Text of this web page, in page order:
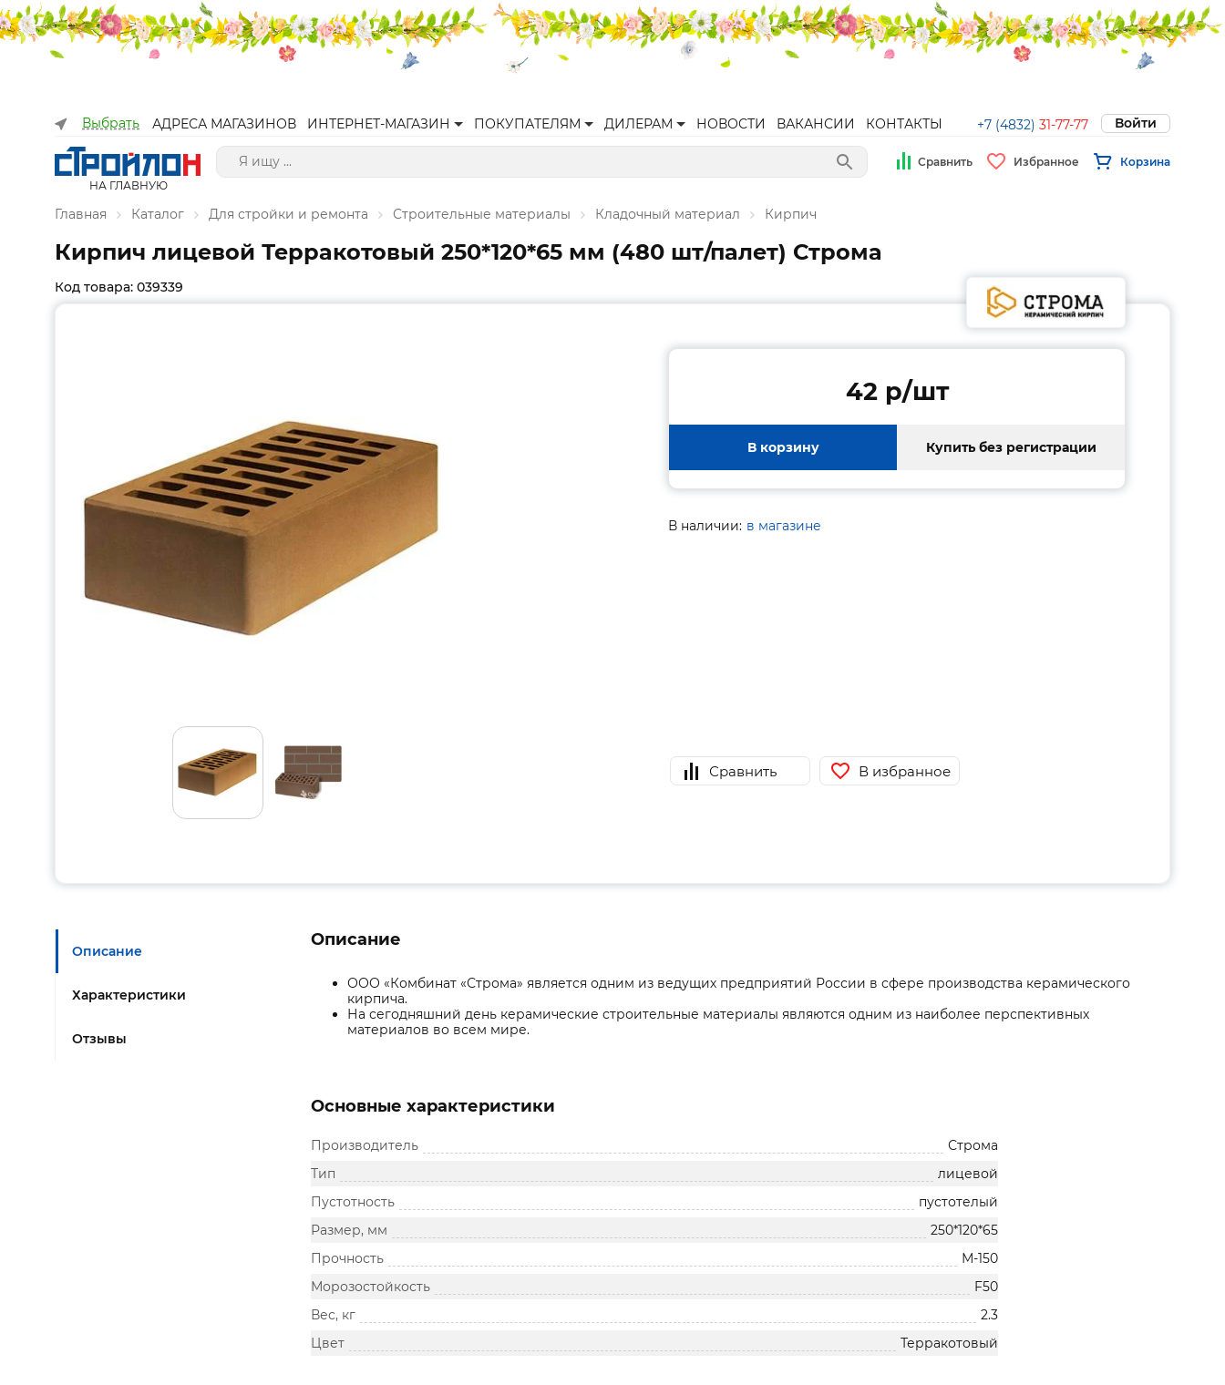
Выбрать АДРЕСА МАГАЗИНОВ ИНТЕРНЕТ-МАГАЗИН ПОКУПАТЕЛЯМ ДИЛЕРАМ НОВОСТИ ВАКАНСИИ КОНТАКТЫ +7 (4832) 31-77-77 Войти
НА ГЛАВНУЮ
Сравнить Избранное Корзина
Главная Каталог Для стройки и ремонта Строительные материалы Кладочный материал Кирпич
Кирпич лицевой Терракотовый 250*120*65 мм (480 шт/палет) Строма
Код товара: 039339
42 p/шт
В корзину Купить без регистрации
В наличии: в магазине
Сравнить В избранное
Описание
Характеристики
Отзывы
Описание
ООО «Комбинат «Строма» является одним из ведущих предприятий России в сфере производства керамического
кирпича.
На сегодняшний день керамические строительные материалы являются одним из наиболее перспективных
материалов во всем мире.
Основные характеристики
Производитель
Строма
Тип
лицевой
Пустотность
пустотелый
Размер, мм
250*120*65
Прочность
М-150
Морозостойкость
F50
Вес, кг
2.3
Цвет
Терракотовый